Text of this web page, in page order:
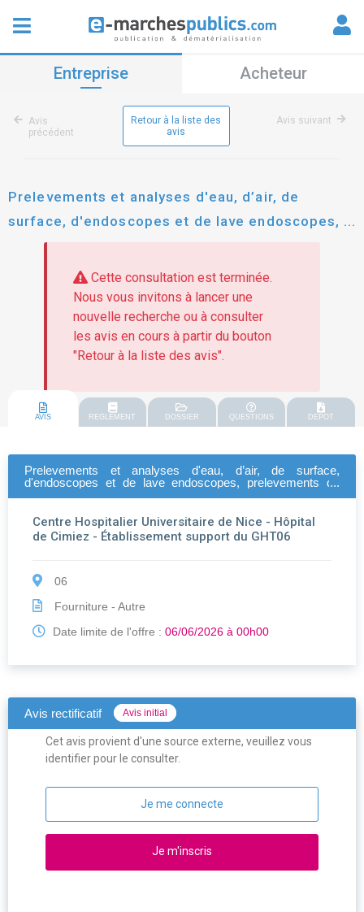
Entreprise Acheteur
Avis
précédent
Retour à la liste des
avis
Avis suivant
Prelevements et analyses d'eau, d’air, de
surface, d'endoscopes et de lave endoscopes,
prelevements de contact, controle de sterilite
pour chimiotherapieCette consultation est terminée.
Nous vous invitons à lancer une
nouvelle recherche ou à consulter
les avis en cours à partir du bouton
"Retour à la liste des avis".
AVIS REGLEMENT DOSSIER QUESTIONS DEPOT
Prelevements et analyses d'eau, d’air, de surface,
d'endoscopes et de lave endoscopes, prelevements de
Centre Hospitalier Universitaire de Nice - Hôpital
de Cimiez - Établissement support du GHT06
06
Fourniture - Autre
Date limite de l'offre : 06/06/2026 à 00h00
Avis rectificatif Avis initial
Cet avis provient d'une source externe, veuillez vous
identifier pour le consulter.
Je me connecte
Je m'inscris